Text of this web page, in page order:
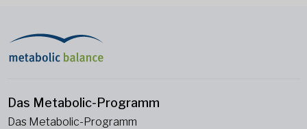
Das Metabolic-Programm
Das Metabolic-Programm